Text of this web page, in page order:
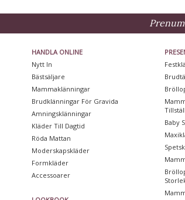
HANDLA ONLINE
Nytt In
Bästsäljare
Mammaklänningar
Brudklänningar För Gravida
Amningsklänningar
Kläder Till Dagtid
Röda Mattan
Moderskapskläder
Formkläder
Accessoarer
Baby